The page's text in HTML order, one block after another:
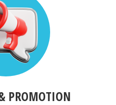
PROMOTION